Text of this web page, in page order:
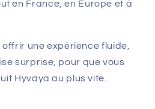
en France, en Europe et à
une expérience fluide,
surprise, pour que vous
Hyvaya au plus vite.